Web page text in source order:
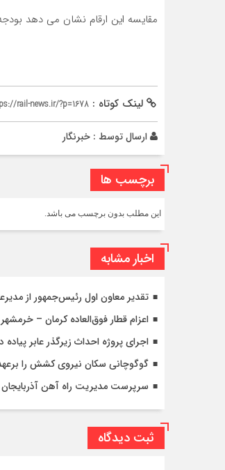
مقایسه این ارقام نشان می دهد بودجه راه‌آهن در لایحه ۱۳۹۷ نسبت به لایحه
لینک کوتاه : rail-news.ir/?p=1678
ارسال توسط : خبرنگار
برچسب ها
این مطلب بدون برچسب می باشد.
اخبار مشابه
تقدیر معاون اول رئیس‌جمهور از
اعزام قطار فوق‌العاده کرمان – خرمشهر
اجرای پروژه احداث زیرگذر عابر
گوگوچانی سکان نیروی کشش را
سرپرست مدیریت راه آهن
ثبت دیدگاه